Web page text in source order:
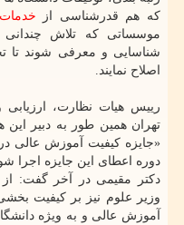
که هم قدرشناسی از خدمات
موسساتی که تلاش چندانی
شناسایی و معرفی شوند تا
اصلاح نمایند.
رییس هیات نظارت،
تهران همین طور به دبیر این
«جایزه کیفیت آموزش عالی
دوره اعطای این جایزه اجرا
دکتر مقیمی در آخر گفت: از
وزیر علوم نیز بر کیفیت
آموزش عالی و به ویژه